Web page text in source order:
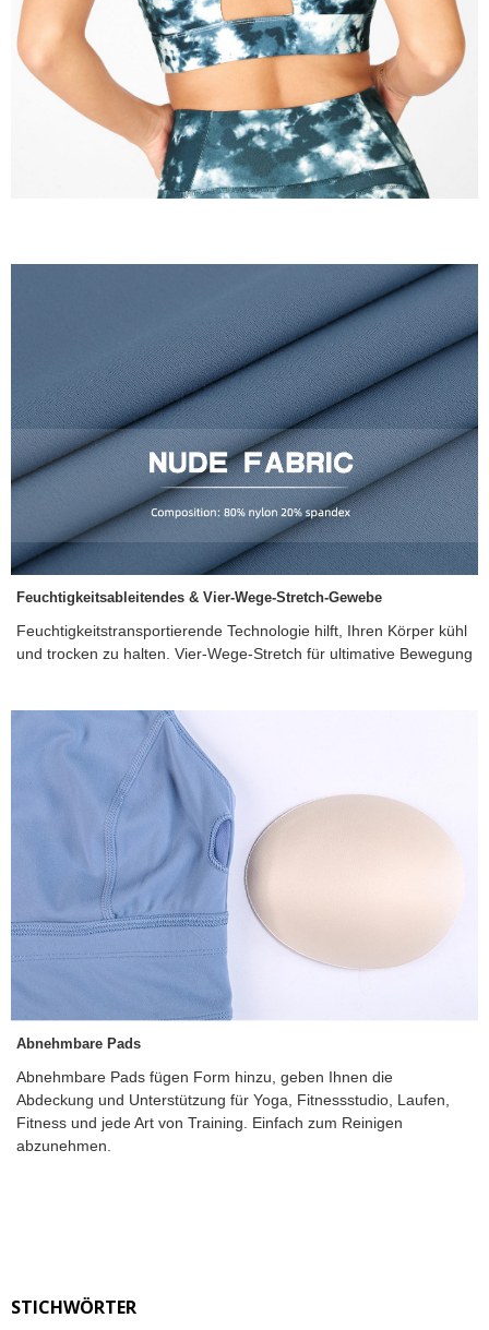
Feuchtigkeitsableitendes & Vier-Wege-Stretch-Gewebe
Feuchtigkeitstransportierende Technologie hilft, Ihren Körper kühl
und trocken zu halten. Vier-Wege-Stretch für ultimative Bewegung
Abnehmbare Pads
Abnehmbare Pads fügen Form hinzu, geben Ihnen die
Abdeckung und Unterstützung für Yoga, Fitnessstudio, Laufen,
Fitness und jede Art von Training. Einfach zum Reinigen
abzunehmen.
STICHWÖRTER